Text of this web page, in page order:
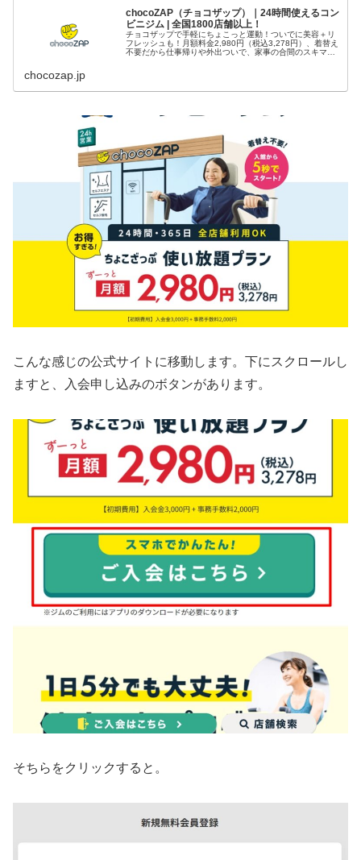
chocoZAP（チョコザップ）｜24時間使えるコン
ビニジム | 全国1800店舗以上！
チョコザップで手軽にちょこっと運動！ついでに美容＋リ
フレッシュも！月額料金2,980円（税込3,278円）、着替え
不要だから仕事帰りや外出ついで、家事の合間のスキマ時
chocozap.jp
こんな感じの公式サイトに移動します。下にスクロールし
ますと、入会申し込みのボタンがあります。
そちらをクリックすると。